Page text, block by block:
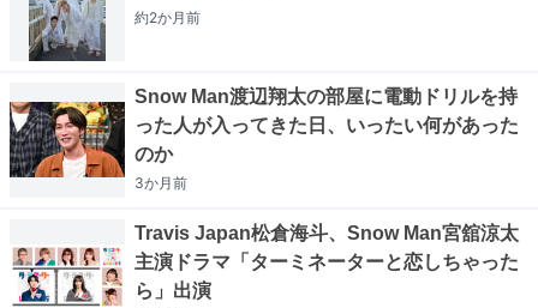
約2か月前
Snow Man渡辺翔太の部屋に電動ドリルを持
った人が入ってきた日、いったい何があった
のか
3か月前
Travis Japan松倉海斗、Snow Man宮舘涼太
主演ドラマ「ターミネーターと恋しちゃった
ら」出演